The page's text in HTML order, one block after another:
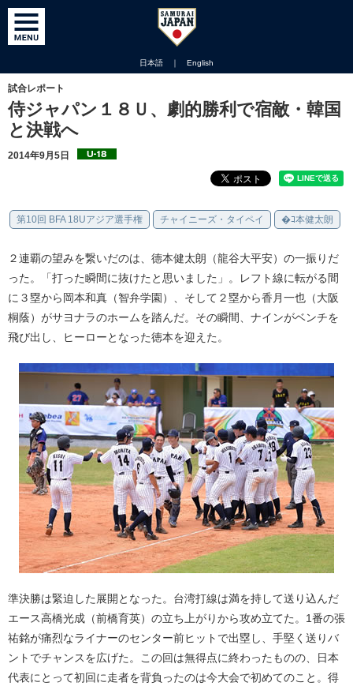
日本語 ｜ English
試合レポート
侍ジャパン１８Ｕ、劇的勝利で宿敵・韓国
と決戦へ
2014年9月5日
第10回 BFA 18Uアジア選手権 チャイニーズ・タイペイ �ｺ本健太朗
２連覇の望みを繋いだのは、德本健太朗（龍谷大平安）の一振りだ
った。「打った瞬間に抜けたと思いました」。レフト線に転がる間
に３塁から岡本和真（智弁学園）、そして２塁から香月一也（大阪
桐蔭）がサヨナラのホームを踏んだ。その瞬間、ナインがベンチを
飛び出し、ヒーローとなった徳本を迎えた。
準決勝は緊迫した展開となった。台湾打線は満を持して送り込んだ
エース高橋光成（前橋育英）の立ち上がりから攻め立てた。1番の張
祐銘が痛烈なライナーのセンター前ヒットで出塁し、手堅く送りバ
ントでチャンスを広げた。この回は無得点に終わったものの、日本
代表にとって初回に走者を背負ったのは今大会で初めてのこと。得